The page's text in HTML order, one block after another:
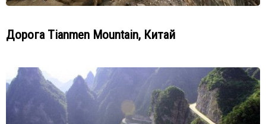
Дорога Tianmen Mountain, Китай